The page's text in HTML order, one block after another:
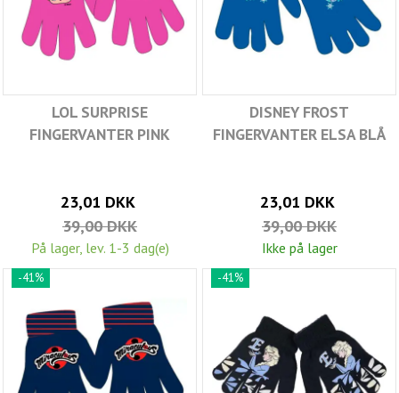
LOL SURPRISE
FINGERVANTER PINK
23,01 DKK
39,00 DKK
På lager, lev. 1-3 dag(e)
DISNEY FROST
FINGERVANTER ELSA BLÅ
23,01 DKK
39,00 DKK
Ikke på lager
-41% -41%